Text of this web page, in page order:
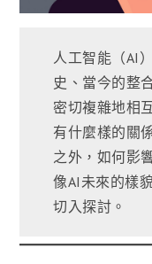
人工智能（AI
史、當今的整
密切複雜地相
有什麼樣的關
之外，如何影
像AI未來的樣
切入探討。